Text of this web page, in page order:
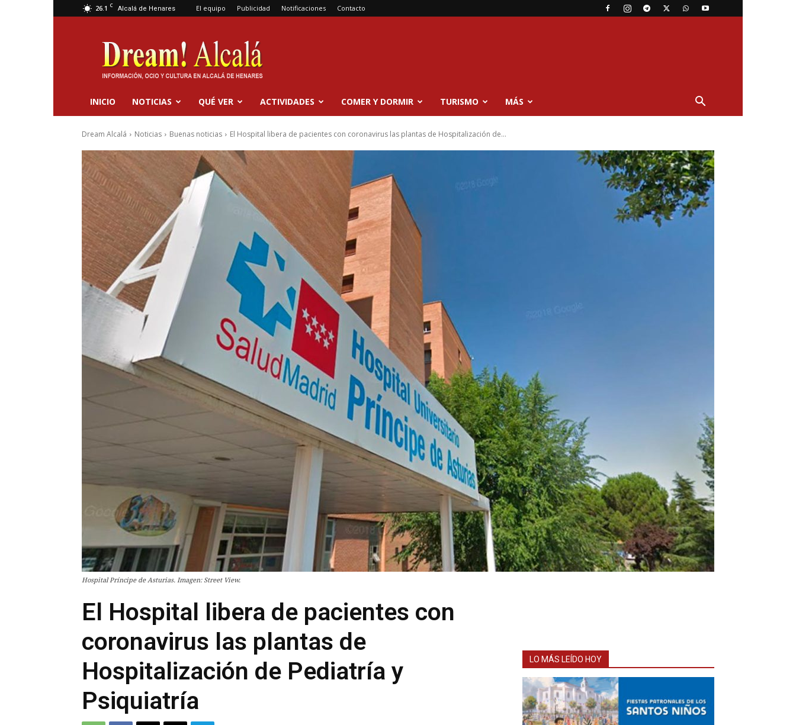
26.1 C Alcalá de Henares El equipo Publicidad Notificaciones Contacto
Dream
Alcalá
INICIO NOTICIAS QUÉ VER ACTIVIDADES COMER Y DORMIR TURISMO MÁS
Dream Alcalá Noticias Buenas noticias El Hospital libera de pacientes con coronavirus las plantas de Hospitalización de...
Hospital Príncipe de Asturias. Imagen: Street View.
El Hospital libera de pacientes con
coronavirus las plantas de
Hospitalización de Pediatría y
Psiquiatría
LO MÁS LEÍDO HOY